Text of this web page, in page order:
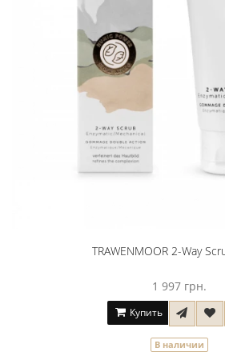
TRAWENMOOR 2-Way
1 997 грн.
Купить
В наличии